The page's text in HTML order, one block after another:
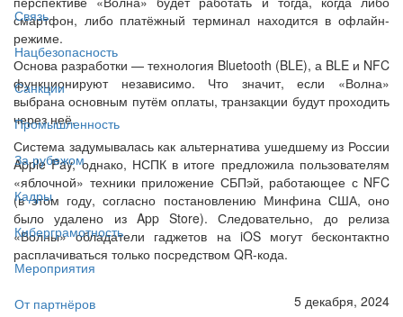
Связь
Нацбезопасность
Санкции
Промышленность
За рубежом
Кадры
Киберграмотность
Мероприятия
От партнёров
смартфон, либо платёжный терминал находится в офлайн-
режиме.
Основа разработки — технология Bluetooth (BLE), а BLE и NFC
функционируют независимо. Что значит, если «Волна»
выбрана основным путём оплаты, транзакции будут проходить
через неё.
Система задумывалась как альтернатива ушедшему из России
Apple Pay, однако, НСПК в итоге предложила пользователям
«яблочной» техники приложение СБПэй, работающее с NFC
(в этом году, согласно постановлению Минфина США, оно
было удалено из App Store). Следовательно, до релиза
«Волны» обладатели гаджетов на iOS могут бесконтактно
расплачиваться только посредством QR-кода.
5 декабря, 2024